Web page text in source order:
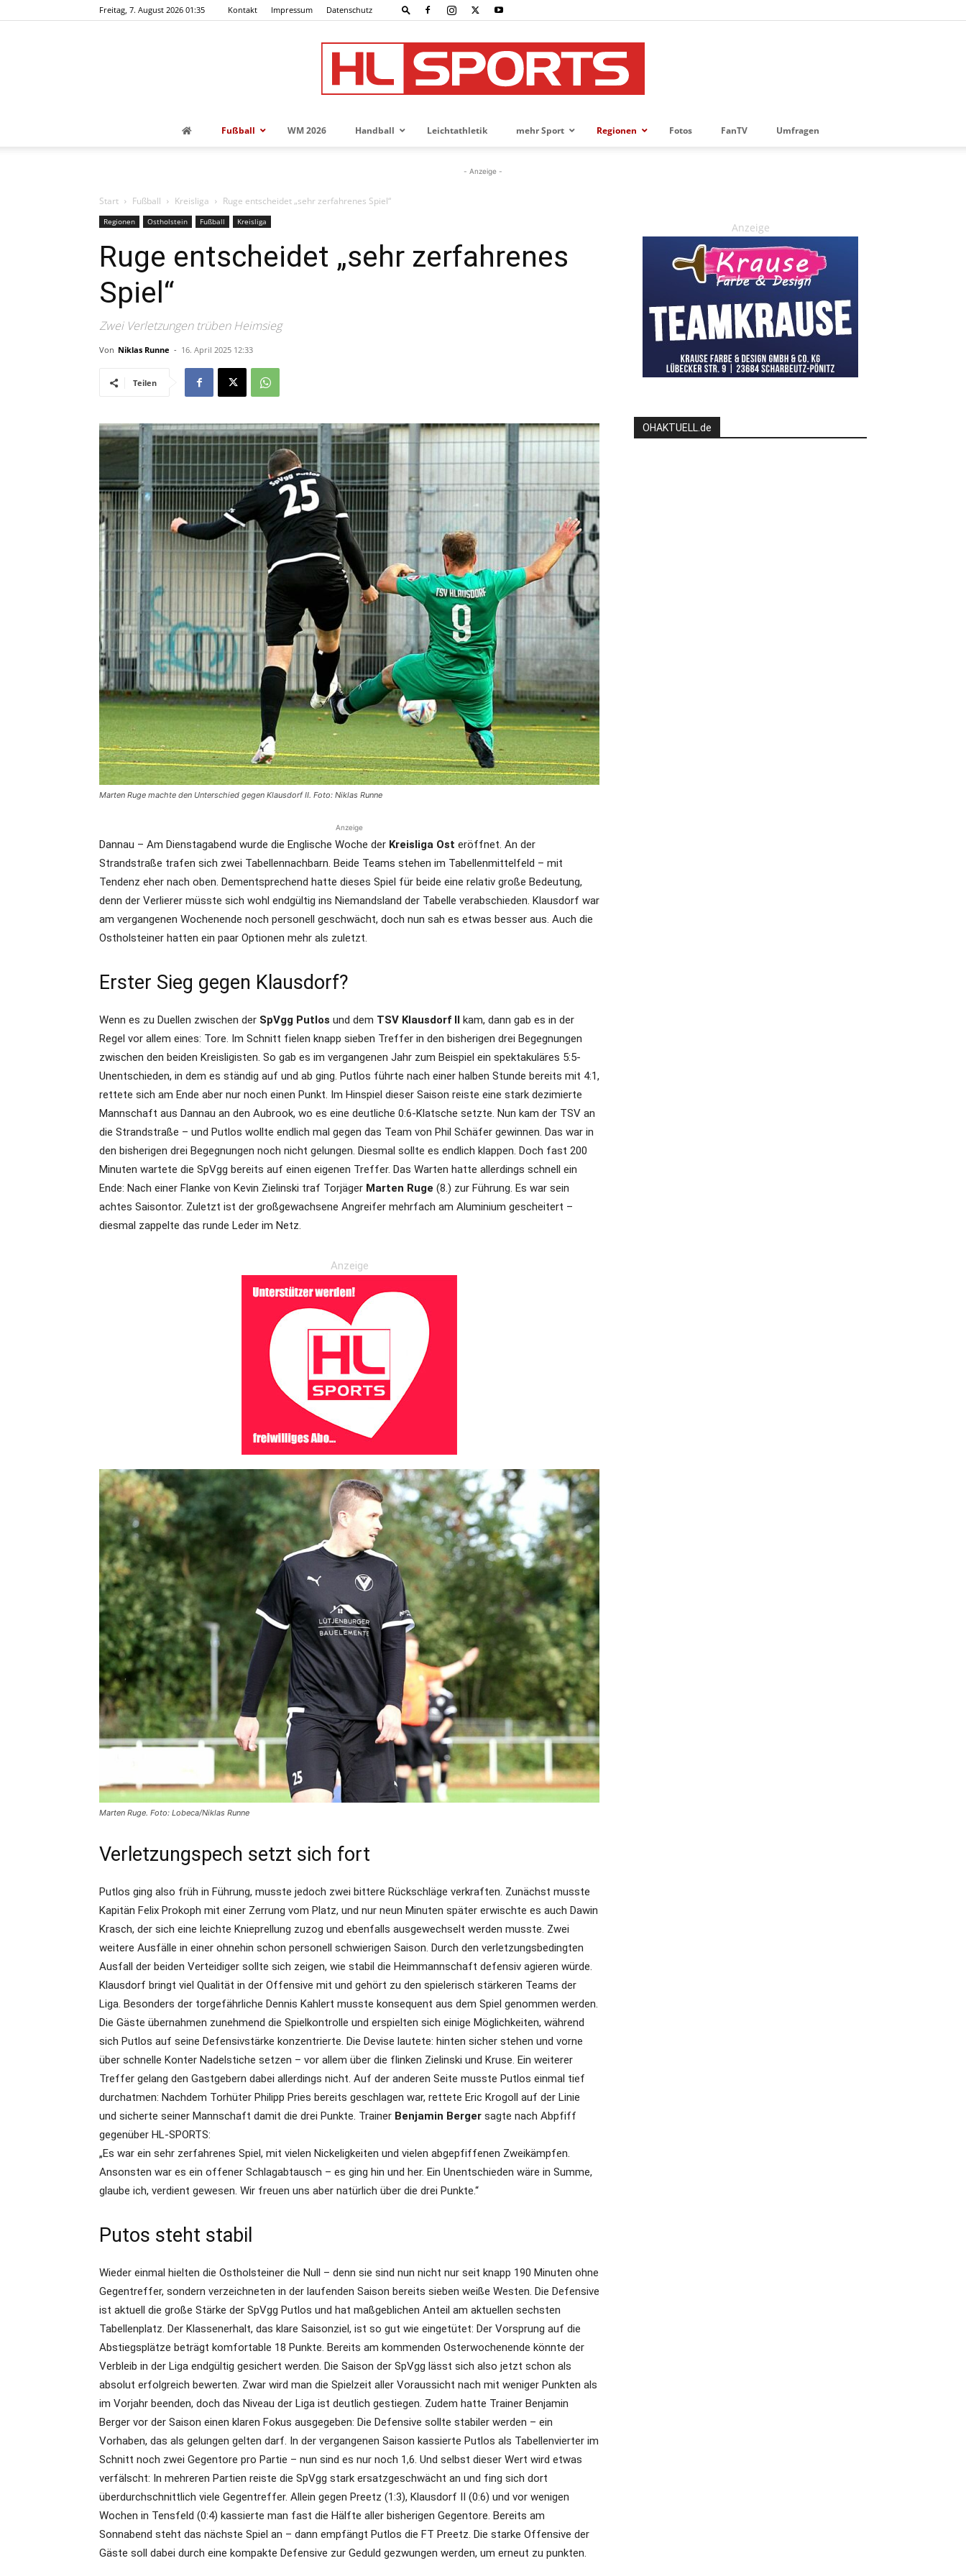
Freitag, 7. August 2026 01:35 Kontakt Impressum Datenschutz
Sport-
News
für
die
Lübeck
Fußball WM 2026 Handball Leichtathletik mehr Sport Regionen Fotos FanTV Umfragen
- Anzeige -
Start Fußball Kreisliga Ruge entscheidet „sehr zerfahrenes Spiel“
Regionen Ostholstein Fußball Kreisliga
Ruge entscheidet „sehr zerfahrenes
Spiel“
Zwei Verletzungen trüben Heimsieg
Von Niklas Runne - 16. April 2025 12:33
Teilen
Marten Ruge machte den Unterschied gegen Klausdorf II. Foto: Niklas Runne
Anzeige
Dannau – Am Dienstagabend wurde die Englische Woche der Kreisliga Ost eröffnet. An der
Strandstraße trafen sich zwei Tabellennachbarn. Beide Teams stehen im Tabellenmittelfeld – mit
Tendenz eher nach oben. Dementsprechend hatte dieses Spiel für beide eine relativ große Bedeutung,
denn der Verlierer müsste sich wohl endgültig ins Niemandsland der Tabelle verabschieden. Klausdorf war
am vergangenen Wochenende noch personell geschwächt, doch nun sah es etwas besser aus. Auch die
Ostholsteiner hatten ein paar Optionen mehr als zuletzt.
Erster Sieg gegen Klausdorf?
Wenn es zu Duellen zwischen der SpVgg Putlos und dem TSV Klausdorf II kam, dann gab es in der
Regel vor allem eines: Tore. Im Schnitt fielen knapp sieben Treffer in den bisherigen drei Begegnungen
zwischen den beiden Kreisligisten. So gab es im vergangenen Jahr zum Beispiel ein spektakuläres 5:5-
Unentschieden, in dem es ständig auf und ab ging. Putlos führte nach einer halben Stunde bereits mit 4:1,
rettete sich am Ende aber nur noch einen Punkt. Im Hinspiel dieser Saison reiste eine stark dezimierte
Mannschaft aus Dannau an den Aubrook, wo es eine deutliche 0:6-Klatsche setzte. Nun kam der TSV an
die Strandstraße – und Putlos wollte endlich mal gegen das Team von Phil Schäfer gewinnen. Das war in
den bisherigen drei Begegnungen noch nicht gelungen. Diesmal sollte es endlich klappen. Doch fast 200
Minuten wartete die SpVgg bereits auf einen eigenen Treffer. Das Warten hatte allerdings schnell ein
Ende: Nach einer Flanke von Kevin Zielinski traf Torjäger Marten Ruge (8.) zur Führung. Es war sein
achtes Saisontor. Zuletzt ist der großgewachsene Angreifer mehrfach am Aluminium gescheitert –
diesmal zappelte das runde Leder im Netz.
Anzeige
Marten Ruge. Foto: Lobeca/Niklas Runne
Verletzungspech setzt sich fort
Putlos ging also früh in Führung, musste jedoch zwei bittere Rückschläge verkraften. Zunächst musste
Kapitän Felix Prokoph mit einer Zerrung vom Platz, und nur neun Minuten später erwischte es auch Dawin
Krasch, der sich eine leichte Knieprellung zuzog und ebenfalls ausgewechselt werden musste. Zwei
weitere Ausfälle in einer ohnehin schon personell schwierigen Saison. Durch den verletzungsbedingten
Ausfall der beiden Verteidiger sollte sich zeigen, wie stabil die Heimmannschaft defensiv agieren würde.
Klausdorf bringt viel Qualität in der Offensive mit und gehört zu den spielerisch stärkeren Teams der
Liga. Besonders der torgefährliche Dennis Kahlert musste konsequent aus dem Spiel genommen werden.
Die Gäste übernahmen zunehmend die Spielkontrolle und erspielten sich einige Möglichkeiten, während
sich Putlos auf seine Defensivstärke konzentrierte. Die Devise lautete: hinten sicher stehen und vorne
über schnelle Konter Nadelstiche setzen – vor allem über die flinken Zielinski und Kruse. Ein weiterer
Treffer gelang den Gastgebern dabei allerdings nicht. Auf der anderen Seite musste Putlos einmal tief
durchatmen: Nachdem Torhüter Philipp Pries bereits geschlagen war, rettete Eric Krogoll auf der Linie
und sicherte seiner Mannschaft damit die drei Punkte. Trainer Benjamin Berger sagte nach Abpfiff
gegenüber HL-SPORTS:
„Es war ein sehr zerfahrenes Spiel, mit vielen Nickeligkeiten und vielen abgepfiffenen Zweikämpfen.
Ansonsten war es ein offener Schlagabtausch – es ging hin und her. Ein Unentschieden wäre in Summe,
glaube ich, verdient gewesen. Wir freuen uns aber natürlich über die drei Punkte.“
Putos steht stabil
Wieder einmal hielten die Ostholsteiner die Null – denn sie sind nun nicht nur seit knapp 190 Minuten ohne
Gegentreffer, sondern verzeichneten in der laufenden Saison bereits sieben weiße Westen. Die Defensive
ist aktuell die große Stärke der SpVgg Putlos und hat maßgeblichen Anteil am aktuellen sechsten
Tabellenplatz. Der Klassenerhalt, das klare Saisonziel, ist so gut wie eingetütet: Der Vorsprung auf die
Abstiegsplätze beträgt komfortable 18 Punkte. Bereits am kommenden Osterwochenende könnte der
Verbleib in der Liga endgültig gesichert werden. Die Saison der SpVgg lässt sich also jetzt schon als
absolut erfolgreich bewerten. Zwar wird man die Spielzeit aller Voraussicht nach mit weniger Punkten als
im Vorjahr beenden, doch das Niveau der Liga ist deutlich gestiegen. Zudem hatte Trainer Benjamin
Berger vor der Saison einen klaren Fokus ausgegeben: Die Defensive sollte stabiler werden – ein
Vorhaben, das als gelungen gelten darf. In der vergangenen Saison kassierte Putlos als Tabellenvierter im
Schnitt noch zwei Gegentore pro Partie – nun sind es nur noch 1,6. Und selbst dieser Wert wird etwas
verfälscht: In mehreren Partien reiste die SpVgg stark ersatzgeschwächt an und fing sich dort
überdurchschnittlich viele Gegentreffer. Allein gegen Preetz (1:3), Klausdorf II (0:6) und vor wenigen
Wochen in Tensfeld (0:4) kassierte man fast die Hälfte aller bisherigen Gegentore. Bereits am
Sonnabend steht das nächste Spiel an – dann empfängt Putlos die FT Preetz. Die starke Offensive der
Gäste soll dabei durch eine kompakte Defensive zur Geduld gezwungen werden, um erneut zu punkten.
Anzeige